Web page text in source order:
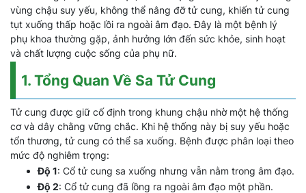
vùng chậu suy yếu, không thể nâng đỡ tử cung, khiến tử cung
tụt xuống thấp hoặc lồi ra ngoài âm đạo. Đây là một bệnh lý
phụ khoa thường gặp, ảnh hưởng lớn đến sức khỏe, sinh hoạt
và chất lượng cuộc sống của phụ nữ.
1. Tổng Quan Về Sa Tử Cung
Tử cung được giữ cố định trong khung chậu nhờ một hệ thống
cơ và dây chằng vững chắc. Khi hệ thống này bị suy yếu hoặc
tổn thương, tử cung có thể sa xuống. Bệnh được phân loại theo
mức độ nghiêm trọng:
Độ 1: Cổ tử cung sa xuống nhưng vẫn nằm trong âm đạo.
Độ 2: Cổ tử cung đã lồng ra ngoài âm đạo một phần.